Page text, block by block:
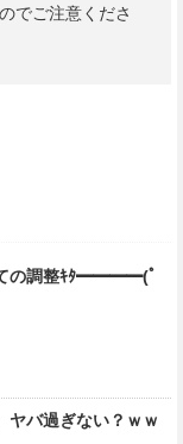
でご注意くださ
ての調整ｷﾀ━━━━(ﾟ
ヤバ過ぎない？ｗｗ